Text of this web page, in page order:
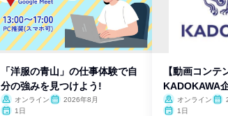
「洋服の青山」の仕事体験で自
分の強みを見つけよう!
オンライン
2026年8月
1日
【動画コンテ
KADOKAWA
オンライン
1日